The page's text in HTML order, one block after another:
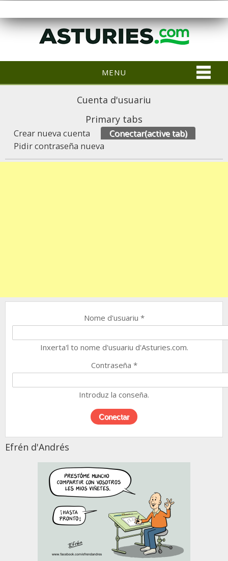
MENU
Cuenta d'usuariu
Primary tabs
Crear nueva cuenta Conectar(active tab)
Pidir contraseña nueva
Nome d'usuariu *
Inxerta'l to nome d'usuariu d'Asturies.com.
Contraseña *
Introduz la conseña.
Efrén d'Andrés